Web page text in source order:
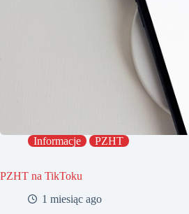
Informacje PZHT
PZHT na TikToku
1 miesiąc ago